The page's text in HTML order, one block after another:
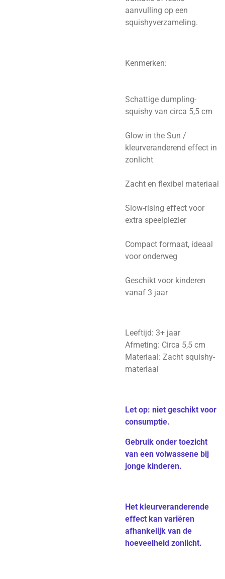
aanvulling op een
squishyverzameling.
Kenmerken:
Schattige dumpling-
squishy van circa 5,5 cm
Glow in the Sun /
kleurveranderend effect in
zonlicht
Zacht en flexibel materiaal
Slow-rising effect voor
extra speelplezier
Compact formaat, ideaal
voor onderweg
Geschikt voor kinderen
vanaf 3 jaar
Leeftijd: 3+ jaar
Afmeting: Circa 5,5 cm
Materiaal: Zacht squishy-
materiaal
Let op: niet geschikt voor
consumptie.
Gebruik onder toezicht
van een volwassene bij
jonge kinderen.
Het kleurveranderende
effect kan variëren
afhankelijk van de
hoeveelheid zonlicht.